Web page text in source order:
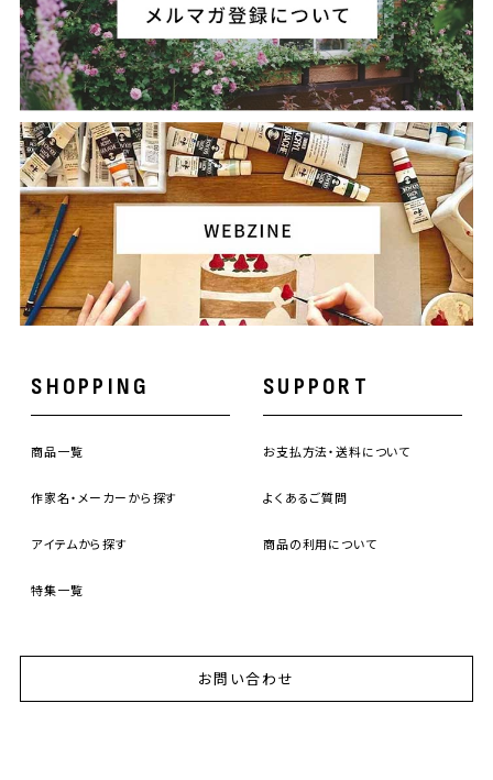
SHOPPING
商品一覧
作家名・メーカーから探す
アイテムから探す
特集一覧
SUPPORT
お支払方法・送料について
よくあるご質問
商品の利用について
お問い合わせ